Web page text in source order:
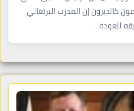
كالديرون إن المدرب البرتغالي
للعودة…